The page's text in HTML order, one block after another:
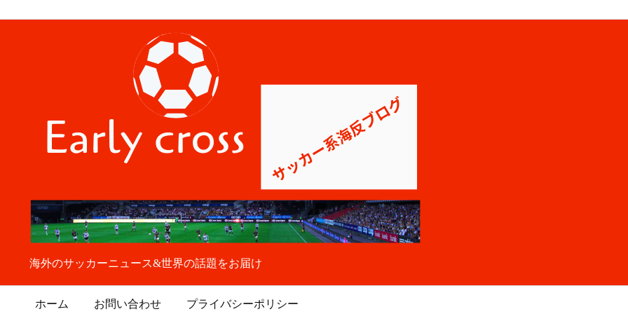
海外のサッカーニュース&世界の話題をお届け
ホーム お問い合わせ プライバシーポリシー